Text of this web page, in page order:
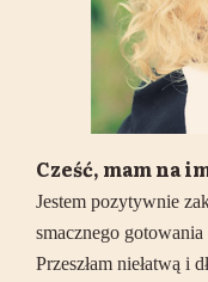
Cześć, mam na
Jestem pozytywnie
smacznego gotowania
Przeszłam niełatwą i